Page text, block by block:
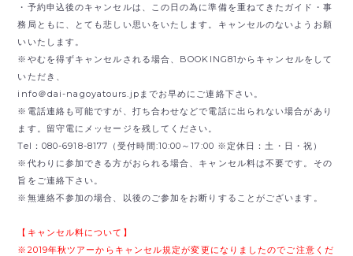
・予約申込後のキャンセルは、この日の為に準備を重ねてきたガイド・事
務局ともに、とても悲しい思いをいたします。キャンセルのないようお願
いいたします。
※やむを得ずキャンセルされる場合、BOOKING81からキャンセルをして
いただき、
info＠dai-nagoyatours.jpまでお早めにご連絡下さい。
※電話連絡も可能ですが、打ち合わせなどで電話に出られない場合があり
ます。留守電にメッセージを残してください。
Tel：080-6918-8177（受付時間:10:00～17:00 ※定休日：土・日・祝）
※代わりに参加できる方がおられる場合、キャンセル料は不要です。その
旨をご連絡下さい。
※無連絡不参加の場合、以後のご参加をお断りすることがございます。
【キャンセル料について】
※2019年秋ツアーからキャンセル規定が変更になりましたのでご注意くだ